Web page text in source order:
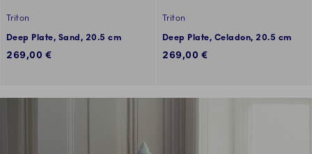
Triton
Deep Plate, Sand, 20.5 cm
269,00 €
Triton
Deep Plate, Celadon, 20.5 cm
269,00 €